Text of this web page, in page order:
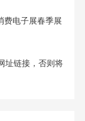
费电子展春季展
址链接，否则将